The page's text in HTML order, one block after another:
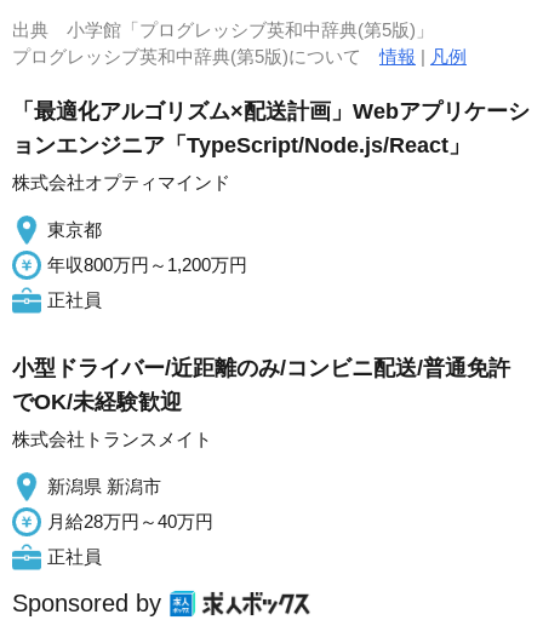
出典 小学館「プログレッシブ英和中辞典(第5版)」
プログレッシブ英和中辞典(第5版)について情報 | 凡例
「最適化アルゴリズム×配送計画」Webアプリケーシ
ョンエンジニア「TypeScript/Node.js/React」
株式会社オプティマインド
東京都
年収800万円～1,200万円
正社員
小型ドライバー/近距離のみ/コンビニ配送/普通免許
でOK/未経験歓迎
株式会社トランスメイト
新潟県 新潟市
月給28万円～40万円
正社員
Sponsored by